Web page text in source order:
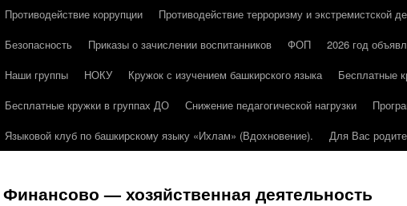
содержимому
Противодействие коррупции
Противодействие терроризму и экстремистской
Безопасность
Приказы о зачислении воспитанников ФОП 2026 год
Наши группы
НОКУ Кружок с изучением башкирского языка Бесплатные
Бесплатные кружки в группах ДО
Снижение педагогической нагрузки
Языковой клуб по башкирскому языку «Ихлам» (Вдохновение).
Для Вас
Финансово — хозяйственная деятельность